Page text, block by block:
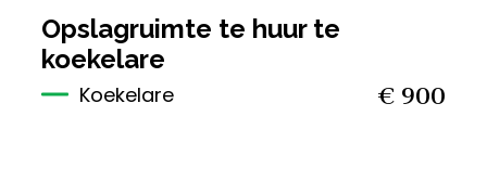
opslagruimte te huur te
koekelare
Koekelare € 900